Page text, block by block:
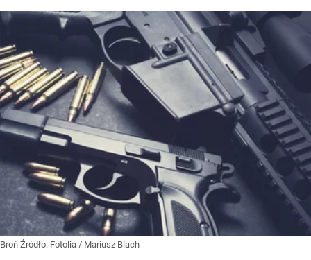
Broń Źródło: Fotolia / Mariusz Blach